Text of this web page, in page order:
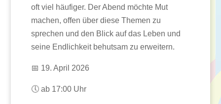
oft viel häufiger. Der Abend möchte Mut
machen, offen über diese Themen zu
sprechen und den Blick auf das Leben und
seine Endlichkeit behutsam zu erweitern.
📅 19. April 2026
🕔 ab 17:00 Uhr